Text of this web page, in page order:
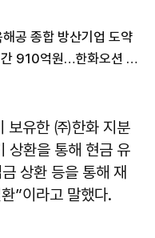
공 종합 방산기업 도약
정부, 소부장 협력모델 5건에 5년간 910억원…한화오션 등 5개사 '슈퍼 을' 선정
보유한 ㈜한화 지분
상환을 통해 현금 유
상환 등을 통해 재
”이라고 말했다.